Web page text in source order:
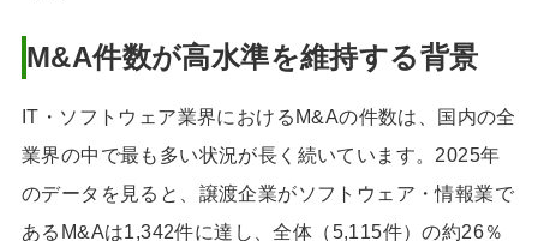
M&A件数が高水準を維持する背景
IT・ソフトウェア業界におけるM&Aの件数は、国内の全
業界の中で最も多い状況が長く続いています。2025年
のデータを見ると、譲渡企業がソフトウェア・情報業で
あるM&Aは1,342件に達し、全体（5,115件）の約26％